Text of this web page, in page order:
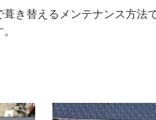
き替えるメンテナンス方法